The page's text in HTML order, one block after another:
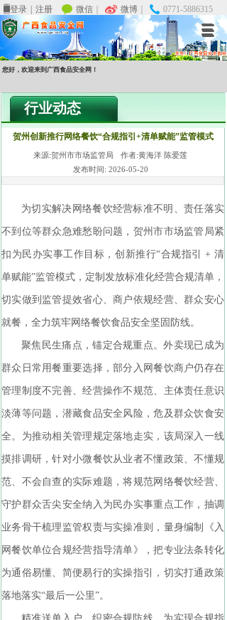
微博 ｜
微信 ｜ 0771-5886315
登录 注册 微博 ｜
微信 ｜ 0771-5886315
登录 注册
您好，欢迎来到广西食品安全网！
行业动态
贺州创新推行网络餐饮“合规指引+清单赋能”监管模式
来源:贺州市市场监管局 作者:黄海洋 陈爱莲
发布时间: 2026-05-20
为切实解决网络餐饮经营标准不明、责任落实
不到位等群众急难愁盼问题，贺州市市场监管局紧
扣为民办实事工作目标，创新推行“合规指引 + 清
单赋能”监管模式，定制发放标准化经营合规清单，
切实做到监管提效省心、商户依规经营、群众安心
就餐，全力筑牢网络餐饮食品安全坚固防线。
聚焦民生痛点，锚定合规重点。外卖现已成为
群众日常用餐重要选择，部分入网餐饮商户仍存在
管理制度不完善、经营操作不规范、主体责任意识
淡薄等问题，潜藏食品安全风险，危及群众饮食安
全。为推动相关管理规定落地走实，该局深入一线
摸排调研，针对小微餐饮从业者不懂政策、不懂规
范、不会自查的实际难题，将规范网络餐饮经营、
守护群众舌尖安全纳入为民办实事重点工作，抽调
业务骨干梳理监管权责与实操准则，量身编制《入
网餐饮单位合规经营指导清单》，把专业法条转化
为通俗易懂、简便易行的实操指引，切实打通政策
落地落实“最后一公里”。